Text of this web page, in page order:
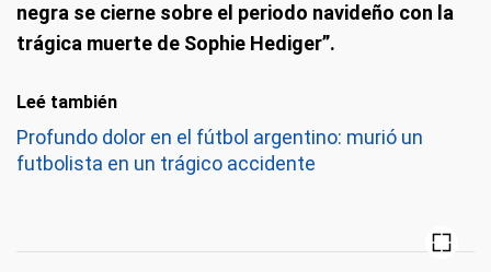
negra se cierne sobre el periodo navideño con la
trágica muerte de Sophie Hediger”.
Leé también
Profundo dolor en el fútbol argentino: murió un
futbolista en un trágico accidente